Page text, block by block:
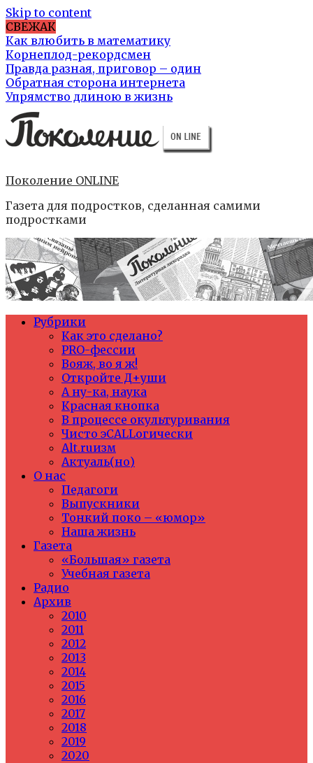
Skip to content
СВЕЖАК
Как влюбить в математику
Корнеплод-рекордсмен
Правда разная, приговор – один
Обратная сторона интернета
Упрямство длиною в жизнь
Поколение ONLINE
Газета для подростков, сделанная самими
подростками
Рубрики
Как это сделано?
PRO-фессии
Вояж, во я ж!
Откройте Д+уши
А ну-ка, наука
Красная кнопка
В процессе окультуривания
Чисто эCALLогически
Alt.ruизм
Актуаль(но)
О нас
Педагоги
Выпускники
Тонкий поко – «юмор»
Наша жизнь
Газета
«Большая» газета
Учебная газета
Радио
Архив
2010
2011
2012
2013
2014
2015
2016
2017
2018
2019
2020